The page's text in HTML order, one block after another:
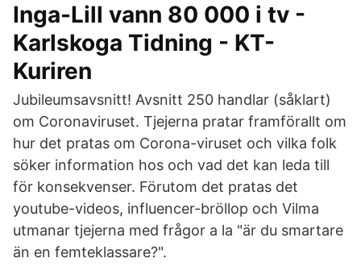
Inga-Lill vann 80 000 i tv -
Karlskoga Tidning - KT-
Kuriren
Jubileumsavsnitt! Avsnitt 250 handlar (såklart)
om Coronaviruset. Tjejerna pratar framförallt om
hur det pratas om Corona-viruset och vilka folk
söker information hos och vad det kan leda till
för konsekvenser. Förutom det pratas det
youtube-videos, influencer-bröllop och Vilma
utmanar tjejerna med frågor a la "är du smartare
än en femteklassare?".